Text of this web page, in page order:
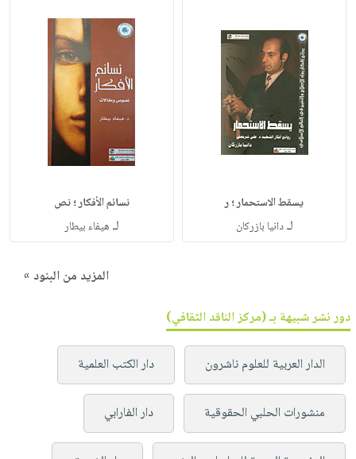
يسقط الاستحمار ؛ ر
لـدانيا بازركان
نسائم الأفكار ؛ نص
لـ هيفاء بيطار
المزيد من البنود »
دور نشر شبيهة بـ (مركز الناقد الثقافي)
الدار العربية للعلوم ناشرون دار الكتب العلمية
منشورات الحلبي الحقوقية دار الفارابي